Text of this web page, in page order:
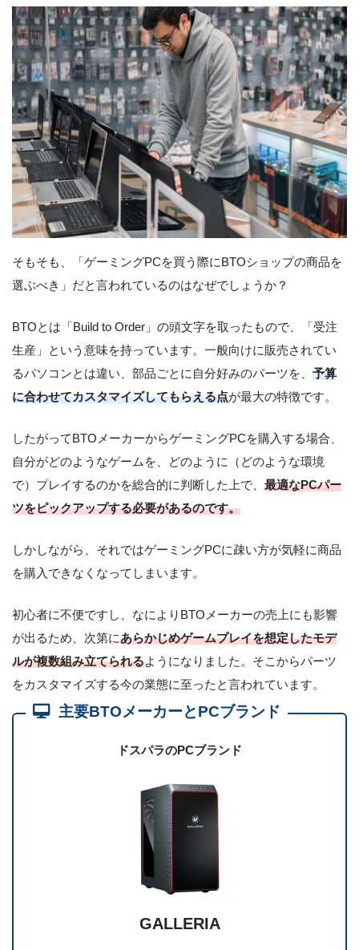
そもそも、「ゲーミングPCを買う際にBTOショップの商品を
選ぶべき」だと言われているのはなぜでしょうか？
BTOとは「Build to Order」の頭文字を取ったもので、「受注
生産」という意味を持っています。一般向けに販売されてい
るパソコンとは違い、部品ごとに自分好みのパーツを、 予算
に合わせてカスタマイズしてもらえる点が最大の特徴です。
したがってBTOメーカーからゲーミングPCを購入する場合、
自分がどのようなゲームを、どのように（どのような環境
で）プレイするのかを総合的に判断した上で、 最適なPCパー
ツをピックアップする必要があるのです。
しかしながら、それではゲーミングPCに疎い方が気軽に商品
を購入できなくなってしまいます。
初心者に不便ですし、なによりBTOメーカーの売上にも影響
が出るため、次第にあらかじめゲームプレイを想定したモデ
ルが複数組み立てられるようになりました。そこからパーツ
をカスタマイズする今の業態に至ったと言われています。
主要BTOメーカーとPCブランド
ドスパラのPCブランド
GALLERIA